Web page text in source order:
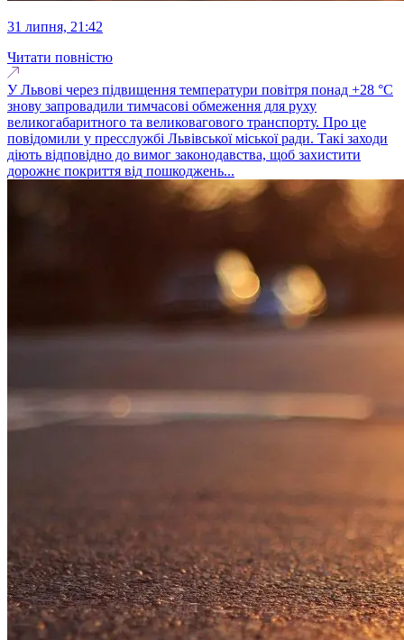
31 липня, 21:42
Читати повністю
У Львові через підвищення температури повітря понад +28 °C
знову запровадили тимчасові обмеження для руху
великогабаритного та великовагового транспорту. Про це
повідомили у пресслужбі Львівської міської ради. Такі заходи
діють відповідно до вимог законодавства, щоб захистити
дорожнє покриття від пошкоджень...